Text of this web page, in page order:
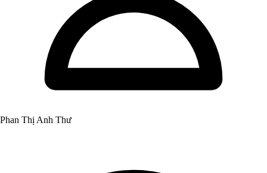
Phan Thị Anh Thư